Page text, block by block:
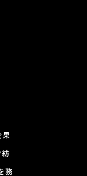
果
紡
務